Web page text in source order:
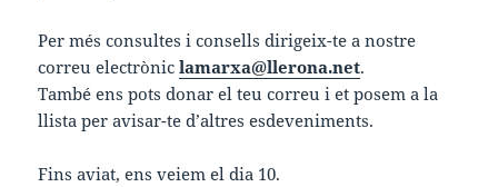
Per més consultes i consells dirigeix-te a nostre
correu electròniclamarxa@llerona.net.
També ens pots donar el teu correu i et posem a la
llista per avisar-te d’altres esdeveniments.
Fins aviat, ens veiem el dia 10.